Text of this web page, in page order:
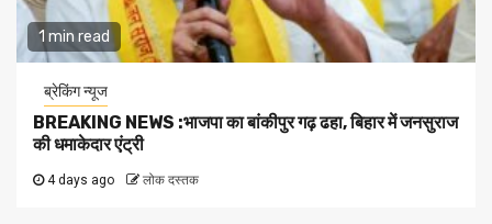
1 min read
ब्रेकिंग न्यूज
BREAKING NEWS :भाजपा का बांकीपुर गढ़ ढहा, बिहार में जनसुराज
की धमाकेदार एंट्री
4 days ago लोक दस्तक